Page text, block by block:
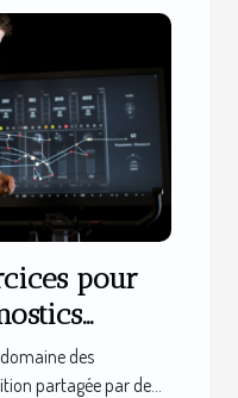
pour
des
partagée par de...